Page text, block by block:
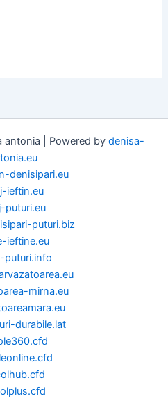
| Powered by denisa-
denisipari.eu
ieftin.eu
puturi.eu
puturi.biz
ieftine.eu
puturi.info
mirna.eu
durabile.lat